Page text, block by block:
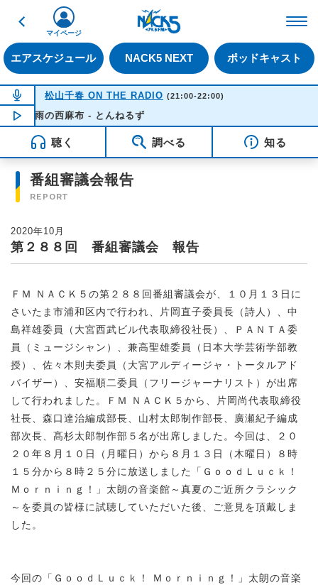
戻る
エアスケジュール NACK5 NEXT ポッドキャスト
マイページ
NOW ON AIR
松山千春 ON THE RADIO (21:00-22:00)
NOW PLAYING21:18
雨の西麻布 - とんねるず
聴く 調べる 知る
番組審議会報告
REPORT
2020年10月
第２８８回 番組審議会 報告
ＦＭ ＮＡＣＫ５の第２８８回番組審議会が、１０月１３日に
さいたま市浦和区内で行われ、片岡直子委員長（詩人）、中
島祥雄委員（大宮西武ビル代表取締役社長）、ＰＡＮＴＡ委
員（ミュージシャン）、兼高聖雄委員（日本大学芸術学部教
授）、佐々木則夫委員（大宮アルディージャ・トータルアド
バイザー）、安福順二委員（フリージャーナリスト）が出席
して行われました。ＦＭ ＮＡＣＫ５から、片岡尚代表取締役
社長、森口達治編成部長、山村太郎制作部長、廣瀬紀子編成
部次長、髙杉太郎制作部５名が出席しました。今回は、２０
２０年８月１０日（月曜日）から８月１３日（木曜日）８時
１５分から８時２５分に放送しました「ＧｏｏｄＬｕｃｋ！
Ｍｏｒｎｉｎｇ！」太朗の音楽館～真夏のご近所クラシック
～を委員の皆様に試聴していただいた後、ご意見を頂戴しま
した。
今回の「ＧｏｏｄＬｕｃｋ！ Ｍｏｒｎｉｎｇ！」太朗の音楽